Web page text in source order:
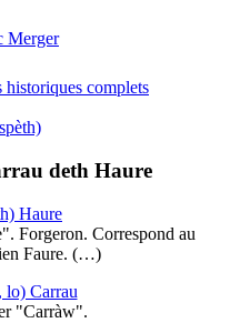
Merger
historiques complets
deth Haure
Haure
Forgeron. Correspond au
Faure. (…)
lo) Carrau
"Carràw".